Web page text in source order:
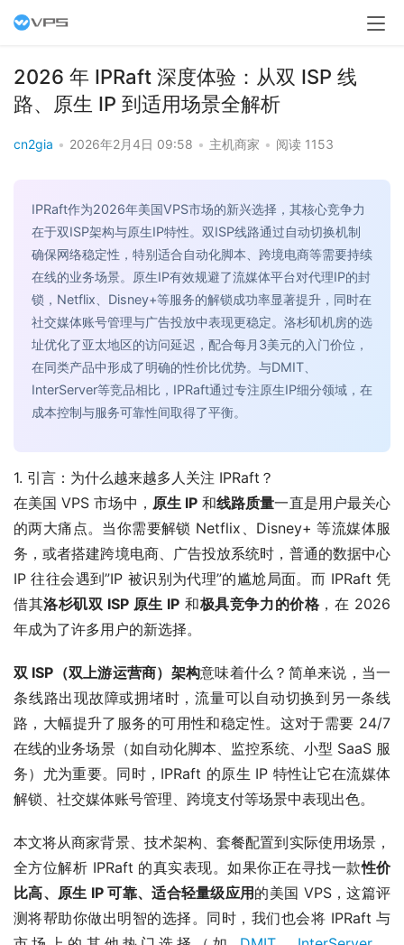
2026 年 IPRaft 深度体验：从双 ISP 线
路、原生 IP 到适用场景全解析
cn2gia • 2026年2月4日 09:58 • 主机商家 • 阅读 1153
IPRaft作为2026年美国VPS市场的新兴选择，其核心竞争力
在于双ISP架构与原生IP特性。双ISP线路通过自动切换机制
确保网络稳定性，特别适合自动化脚本、跨境电商等需要持续
在线的业务场景。原生IP有效规避了流媒体平台对代理IP的封
锁，Netflix、Disney+等服务的解锁成功率显著提升，同时在
社交媒体账号管理与广告投放中表现更稳定。洛杉矶机房的选
址优化了亚太地区的访问延迟，配合每月3美元的入门价位，
在同类产品中形成了明确的性价比优势。与DMIT、
InterServer等竞品相比，IPRaft通过专注原生IP细分领域，在
成本控制与服务可靠性间取得了平衡。
1. 引言：为什么越来越多人关注 IPRaft？
在美国 VPS 市场中， 原生 IP和线路质量一直是用户最关心
的两大痛点。当你需要解锁 Netflix、Disney+ 等流媒体服
务，或者搭建跨境电商、广告投放系统时，普通的数据中心
IP 往往会遇到”IP 被识别为代理”的尴尬局面。而 IPRaft 凭
借其洛杉矶双 ISP 原生 IP 和极具竞争力的价格 ，在 2026
年成为了许多用户的新选择。
双 ISP（双上游运营商）架构意味着什么？简单来说，当一
条线路出现故障或拥堵时，流量可以自动切换到另一条线
路，大幅提升了服务的可用性和稳定性。这对于需要 24/7
在线的业务场景（如自动化脚本、监控系统、小型 SaaS 服
务）尤为重要。同时，IPRaft 的原生 IP 特性让它在流媒体
解锁、社交媒体账号管理、跨境支付等场景中表现出色。
本文将从商家背景、技术架构、套餐配置到实际使用场景，
全方位解析 IPRaft 的真实表现。如果你正在寻找一款性价
比高、原生 IP 可靠、适合轻量级应用 的美国 VPS，这篇评
测将帮助你做出明智的选择。同时，我们也会将 IPRaft 与